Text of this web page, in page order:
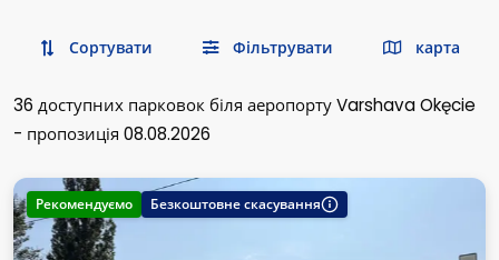
Сортувати Фільтрувати карта
36 доступних парковокбіля аеропорту Varshava Okęcie
- пропозиція 08.08.2026
Рекомендуємо Безкоштовне скасування